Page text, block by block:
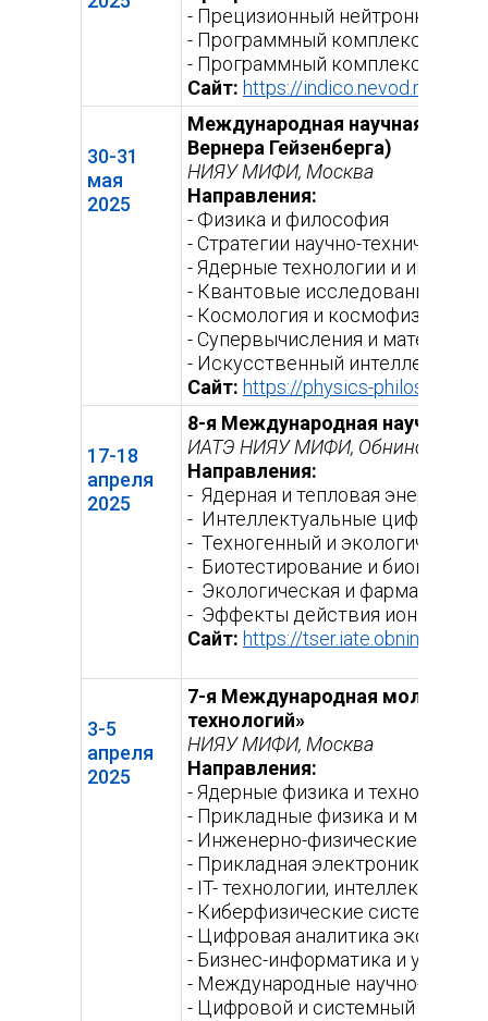
- Прецизионный нейтронно-
- Программный комплекс
- Программный комплекс
Сайт: https://
30-31
мая
2025
Международная научная
Вернера Гейзенберга)
НИЯУ МИФИ, Москва
Направления:
- Физика и философия
- Стратегии научно-
- Ядерные технологии и
- Квантовые исследования и
- Космология и космофизика
- Супервычисления и
- Искусственный интеллект
Сайт: https://physics-
17-18
апреля
2025
8-я Международная научная
ИАТЭ НИЯУ МИФИ, Обнинск
Направления:
- Ядерная и тепловая энергетика
- Интеллектуальные цифровые
- Техногенный и экологический
- Биотестирование и
- Экологическая и
- Эффекты действия
Сайт: https://tser.iate.obninsk.ru/
3-5
апреля
2025
7-я Международная
технологий»
НИЯУ МИФИ, Москва
Направления:
- Ядерные физика и технологии
- Прикладные физика и
- Инженерно-физические
- Прикладная электроника и
- IT- технологии,
- Киберфизические системы и
- Цифровая аналитика
- Бизнес-информатика и
- Международные научно-
- Цифровой и системный